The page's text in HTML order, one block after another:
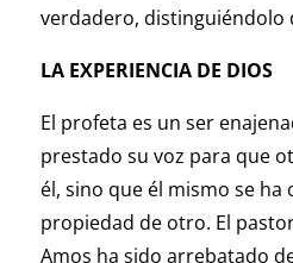
verdadero, distinguiéndolo
LA EXPERIENCIA DE DIOS
El profeta es un ser
prestado su voz para que
él, sino que él mismo se ha
propiedad de otro. El
Amos ha sido arrebatado